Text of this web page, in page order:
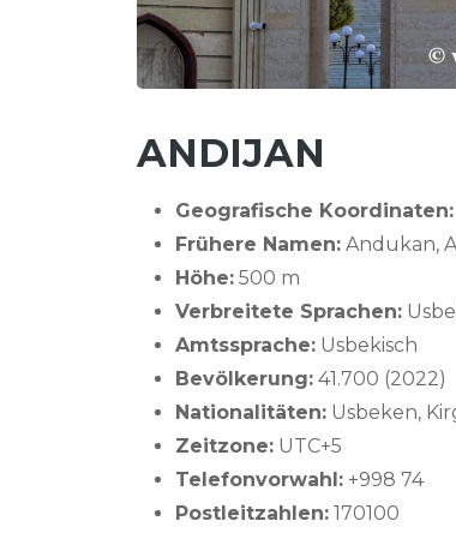
ANDIJAN
Geografische Koordinaten:
Frühere Namen: Andukan,
Höhe: 500 m
Verbreitete Sprachen:
Amtssprache: Usbekisch
Bevölkerung: 41.700 (2022)
Nationalitäten: Usbeken,
Zeitzone: UTC+5
Telefonvorwahl: +998 74
Postleitzahlen: 170100